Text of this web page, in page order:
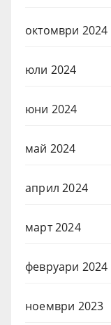
октомври 2024
юли 2024
юни 2024
май 2024
април 2024
март 2024
февруари 2024
ноември 2023